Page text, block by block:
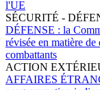
l'UE
SÉCURITÉ -
DÉFENSE : la
révisée en matière
combattants
ACTION
AFFAIRES